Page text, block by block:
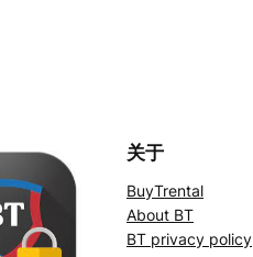
关于
BuyTrental
About BT
BT privacy policy